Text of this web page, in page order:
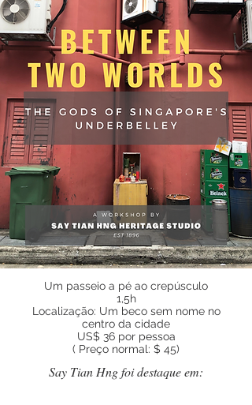
Um passeio a pé ao crepúsculo
1,5h
Localização: Um beco sem nome no
centro da cidade
US$ 36 por pessoa
( Preço normal: $ 45)
Say Tian Hng foi destaque em: